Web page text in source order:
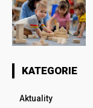
KATEGORIE
Aktuality